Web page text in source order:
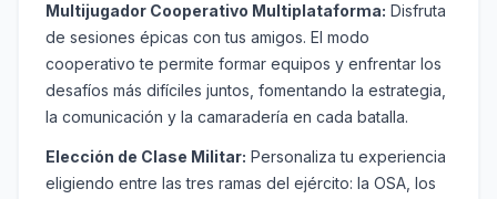
Multijugador Cooperativo Multiplataforma: Disfruta
de sesiones épicas con tus amigos. El modo
cooperativo te permite formar equipos y enfrentar los
desafíos más difíciles juntos, fomentando la estrategia,
la comunicación y la camaradería en cada batalla.
Elección de Clase Militar: Personaliza tu experiencia
eligiendo entre las tres ramas del ejército: la OSA, los